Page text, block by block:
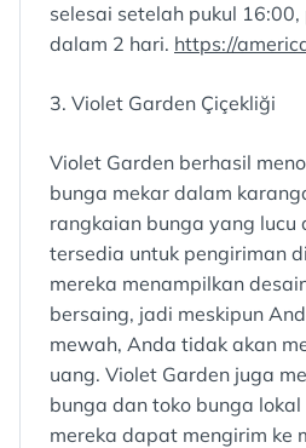
selesai setelah pukul
dalam 2 hari. https://
3. Violet Garden Çiçekliği
Violet Garden berhasil
bunga mekar dalam
rangkaian bunga yang lucu
tersedia untuk pengiriman
mereka menampilkan
bersaing, jadi meskipun
mewah, Anda tidak akan
uang. Violet Garden juga
bunga dan toko bunga
mereka dapat mengirim ke